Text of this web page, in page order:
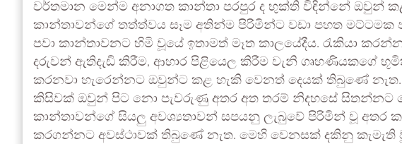
වර්තමාන මෙන්ම අනාගත කාන්තා පරපුර ද භුක්ති විඳින්නේ ඔවුන්
කාන්තාවන්ගේ තත්ත්වය සෑම අතින්ම පිරිමින්ට වඩා පහත මට්ටමක
පවා කාන්තාවනට හිමි වූයේ ඉතාමත් මෑත කාලයේදීය. රැකියා
දරුවන් ඇතිදැඩි කිරීම, ආහාර පිළියෙල කිරීම වැනි ගෘහණියකගේ
කරනවා හැරෙන්නට ඔවුන්ට කළ හැකි වෙනත් දෙයක් තිබුණේ නැත.
කිසිවක් ඔවුන් පිට නො පැවරුණු අතර අත තරම් නිදහසේ සිතන්නට
කාන්තාවන්ගේ සියලු අවශ්‍යතාවන් සපයනු ලැබුවේ පිරිමින් වූ අතර
කරගන්නට අවස්ථාවක් තිබුණේ නැත. මෙහි වෙනසක් දකිනු කැමැති